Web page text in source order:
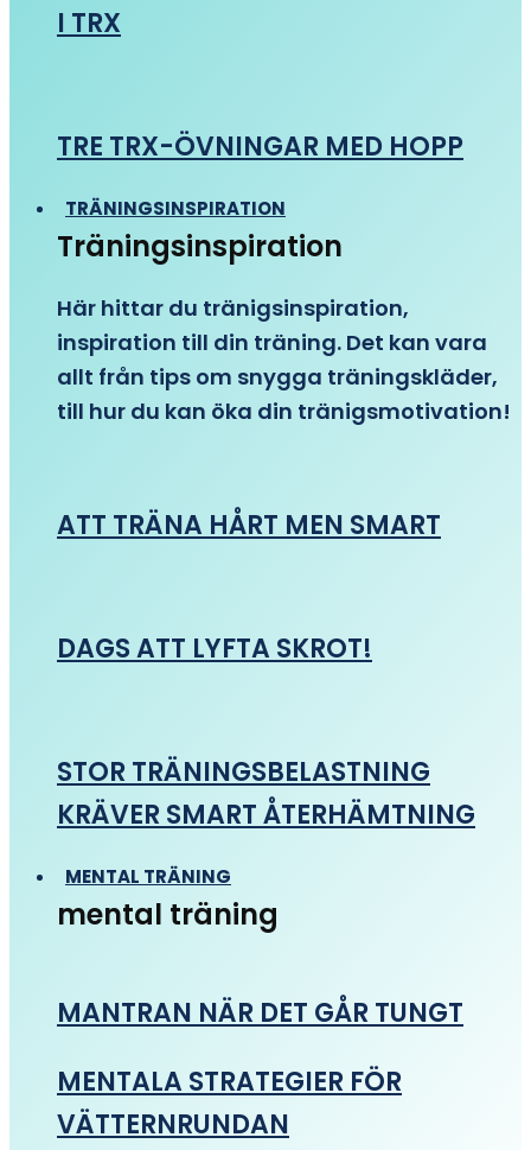
I TRX
TRE TRX-ÖVNINGAR MED HOPP
TRÄNINGSINSPIRATION
Träningsinspiration
Här hittar du tränigsinspiration,
inspiration till din träning. Det kan vara
allt från tips om snygga träningskläder,
till hur du kan öka din tränigsmotivation!
ATT TRÄNA HÅRT MEN SMART
DAGS ATT LYFTA SKROT!
STOR TRÄNINGSBELASTNING
KRÄVER SMART ÅTERHÄMTNING
MENTAL TRÄNING
mental träning
MANTRAN NÄR DET GÅR TUNGT
MENTALA STRATEGIER FÖR
VÄTTERNRUNDAN